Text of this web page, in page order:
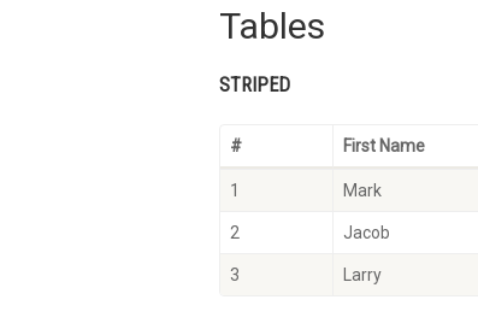
Tables
STRIPED
# First Name
1 Mark
2 Jacob
3 Larry